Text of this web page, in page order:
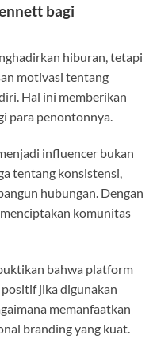
bagi
hiburan, tetapi
motivasi tentang
Hal ini memberikan
para penontonnya.
influencer bukan
tentang konsistensi,
hubungan. Dengan
komunitas
bahwa platform
jika digunakan
memanfaatkan
branding yang kuat.